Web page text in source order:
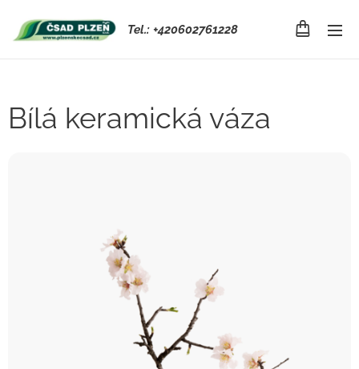
Tel.: +420602761228
Bílá keramická váza